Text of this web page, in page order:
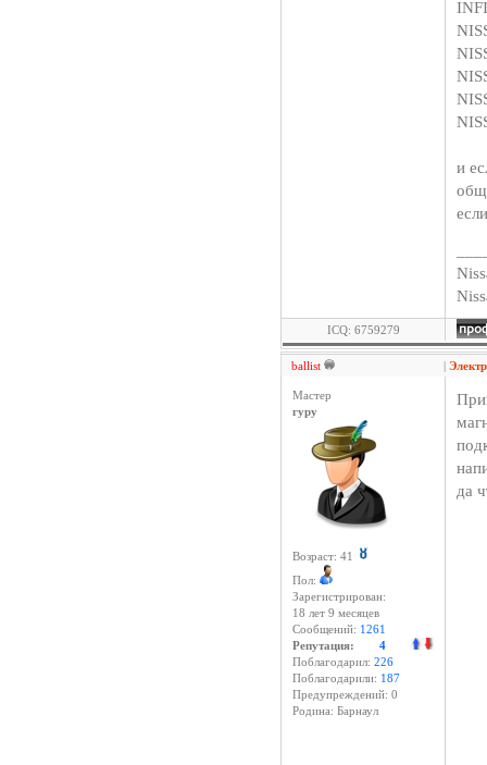
и
ICQ: 6759279
ballist |
Мастер
гуру
Возраст: 41
Пол:
Зарегистрирован:
18 лет 9 месяцев
Сообщений: 1261
Репутация: 4
Поблагодарил: 226
Поблагодарили: 187
Предупреждений: 0
Родина: Барнаул
да